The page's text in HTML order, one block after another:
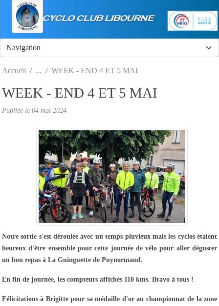
Accueil WEEK - END 4 ET 5 MAI
WEEK - END 4 ET 5 MAI
Publiée le 04 mai 2024
Notre sortie s'est déroulée avec un temps pluvieux mais les cyclos étaient
heureux d'être ensemble pour cette journée de vélo pour aller déguster
un bon repas à La Guinguette de Puynormand.
En fin de journée, les compteurs affichés 110 kms. Bravo à tous !
Félicitations à Brigitte pour sa médaille d'or au championnat de la zone
Panneau de gestion des cookies